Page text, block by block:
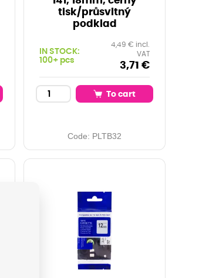
tisk/průsvitný
podklad
IN STOCK:
100+ pcs
4,49 € incl.
VAT
3,71 €
To cart
Code: PLTB32